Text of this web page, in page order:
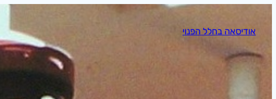
אודיסאה בחלל הפנוי